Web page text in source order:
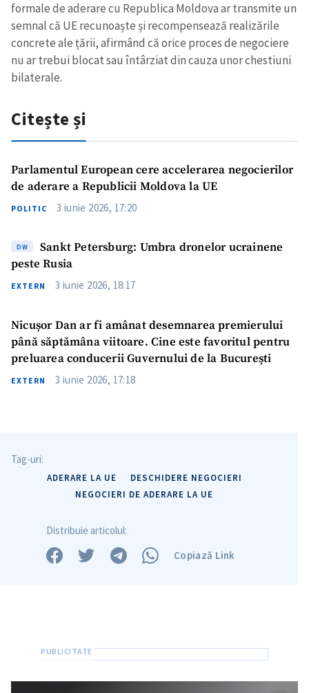
formale de aderare cu Republica Moldova ar transmite un
semnal că UE recunoaște și recompensează realizările
concrete ale țării, afirmând că orice proces de negociere
nu ar trebui blocat sau întârziat din cauza unor chestiuni
bilaterale.
Citește și
Parlamentul European cere accelerarea negocierilor
de aderare a Republicii Moldova la UE
POLITIC 3 iunie 2026, 17:20
DW
Sankt Petersburg: Umbra dronelor ucrainene
peste Rusia
EXTERN 3 iunie 2026, 18:17
Nicușor Dan ar fi amânat desemnarea premierului
până săptămâna viitoare. Cine este favoritul pentru
preluarea conducerii Guvernului de la București
EXTERN 3 iunie 2026, 17:18
Tag-uri:
ADERARE LA UE
DESCHIDERE NEGOCIERI
NEGOCIERI DE ADERARE LA UE
Distribuie articolul:
Copiază Link